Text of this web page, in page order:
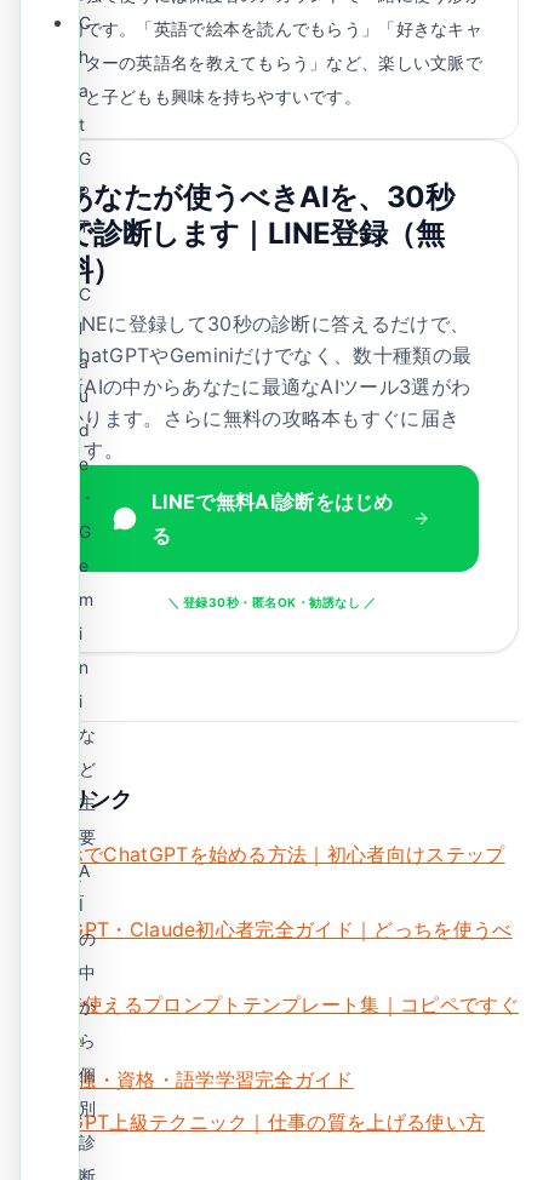
適切です。「英語で絵本を読んでもらう」「好きなキャ
ラクターの英語名を教えてもらう」など、楽しい文脈で
使うと子どもも興味を持ちやすいです。
あなたが使うべきAIを、30秒
で診断します｜LINE登録（無
料）
LINEに登録して30秒の診断に答えるだけで、
ChatGPTやGeminiだけでなく、数十種類の最
新AIの中からあなたに最適なAIツール3選がわ
かります。さらに無料の攻略本もすぐに届き
ます。
LINEで無料AI診断をはじめ
る
＼ 登録30秒・匿名OK・勧誘なし ／
関連リンク
スマホでChatGPTを始める方法｜初心者向けステップ
ガイド
ChatGPT・Claude初心者完全ガイド｜どっちを使うべ
仕事で使えるプロンプトテンプレート集｜コピペですぐ
使える
AI×勉強・資格・語学学習完全ガイド
ChatGPT上級テクニック｜仕事の質を上げる使い方
C
h
a
t
G
P
T
・
C
l
a
u
d
e
・
G
e
m
i
n
i
な
ど
主
要
A
I
の
中
か
ら
個
別
診
断